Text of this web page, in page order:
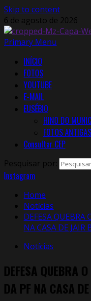
Skip to content
6 de agosto de 2026
Primary Menu
INÍCIO
FOTOS
YOUTUBE
E-MAIL
EUSÉBIO
HINO DO
FOTOS
Consultar CEP
Pesquisar por:
Instagram
Home
Notícias
DEFESA QUEBRA
NA CASA DE JAIR
Notícias
DEFESA QUEBRA
DA PF NA CASA